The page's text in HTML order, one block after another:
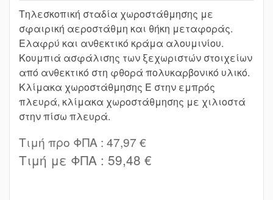
Τηλεσκοπική σταδία χωροστάθμησης με
σφαιρική αεροστάθμη και θήκη μεταφοράς.
Ελαφρύ και ανθεκτικό κράμα αλουμινίου.
Κουμπιά ασφάλισης των ξεχωριστών στοιχείων
από ανθεκτικό στη φθορά πολυκαρβονικό υλικό.
Κλίμακα χωροστάθμησης E στην εμπρός
πλευρά, κλίμακα χωροστάθμησης με χιλιοστά
στην πίσω πλευρά.
Τιμή προ ΦΠΑ : 47,97 €
Τιμή με ΦΠΑ : 59,48 €